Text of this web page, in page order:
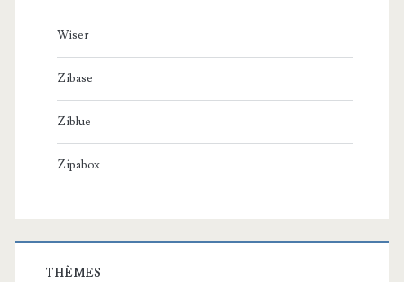
Wiser
Zibase
Ziblue
Zipabox
THÈMES